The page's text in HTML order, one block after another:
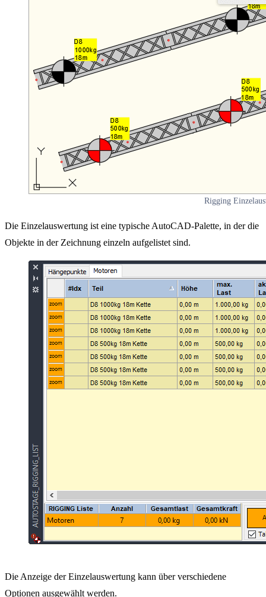
Rigging
Die Einzelauswertung ist eine typische AutoCAD-Palette, in der die
Objekte in der Zeichnung einzeln aufgelistet sind.
Die Anzeige der Einzelauswertung kann über verschiedene
Optionen ausgewählt werden.